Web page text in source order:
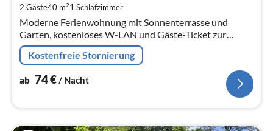
2 Gäste40 m21 Schlafzimmer
Moderne Ferienwohnung mit Sonnenterrasse und
Garten, kostenloses W-LAN und Gäste-Ticket zur
Nutzung von Bus&Bahn. Nur 3 km vom Touristen-
Zentrum Cochem entfernt.
Kostenfreie Stornierung
ab 74€ / Nacht